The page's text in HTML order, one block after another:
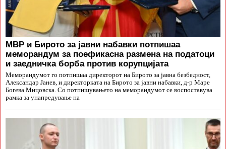
МВР и Бирото за јавни набавки потпишаа
меморандум за поефикасна размена на податоци
и заедничка борба против корупцијата
Меморандумот го потпишаа директорот на Бирото за јавна безбедност,
Александар Јанев, и директорката на Бирото за јавни набавки, д-р Маре
Богева Мицовска. Со потпишувањето на меморандумот се воспоставува
рамка за унапредување на